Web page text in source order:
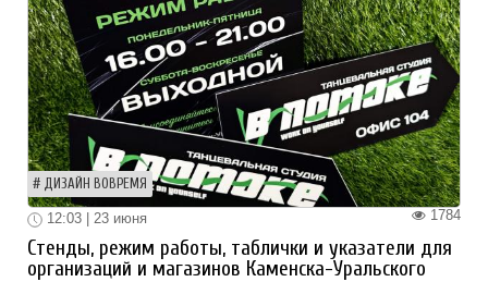
ДИЗАЙН ВОВРЕМЯ
1784
12:03 | 23 июня
Стенды, режим работы, таблички и указатели для
организаций и магазинов Каменска-Уральского